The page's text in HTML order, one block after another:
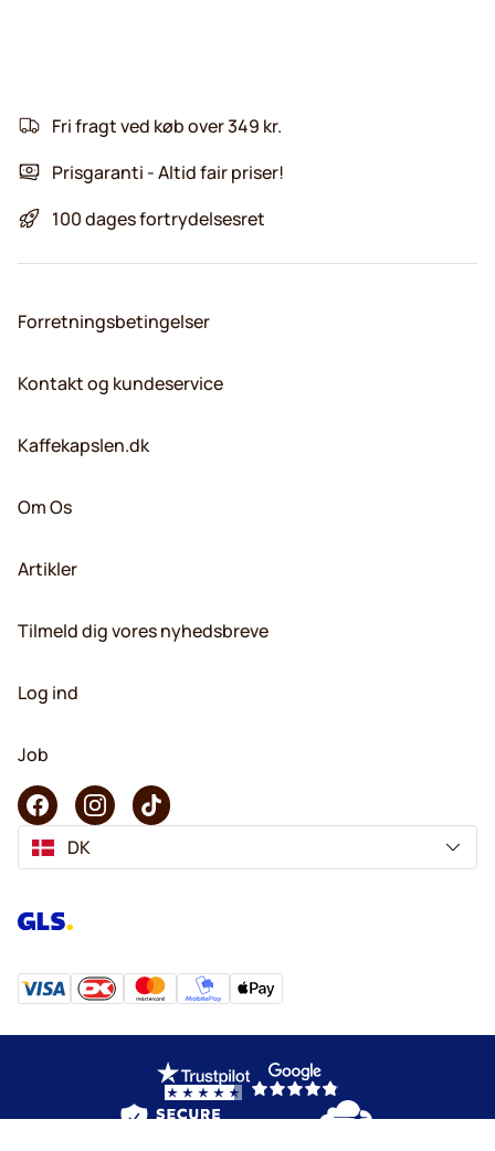
Fri fragt ved køb over 349 kr.
Prisgaranti - Altid fair priser!
100 dages fortrydelsesret
Forretningsbetingelser
Kontakt og kundeservice
Kaffekapslen.dk
Om Os
Artikler
Tilmeld dig vores nyhedsbreve
Log ind
Job
DK